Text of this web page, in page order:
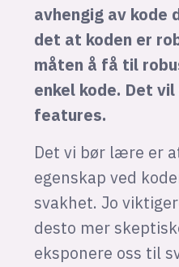
avhengig av kode
det at koden er
måten å få til
enkel kode. Det
features.
Det vi bør lære er
egenskap ved
svakhet. Jo
desto mer
eksponere oss til